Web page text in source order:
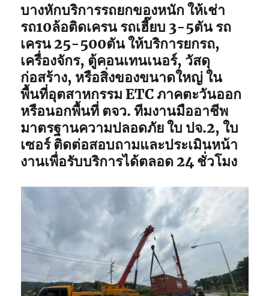
บางหักบริการรถยกของหนัก ให้เช่า
รถ10ล้อติดเครน รถเฮี๊ยบ 3-5ตัน รถ
เครน 25-500ตัน ให้บริการยกรถ,
เครื่องจักร, ตู้คอนเทนเนอร์, วัสดุ
ก่อสร้าง, หรือสิ่งของขนาดใหญ่ ใน
พื้นที่อุตสาหกรรม ETC ภาคตะวันออก
หรือนอกพื้นที่ ตจว. ทีมงานมืออาชีพ
มาตรฐานความปลอดภัย ใบ ปจ.2, ใบ
เซอร์ ติดต่อสอบถามและประเมินหน้า
งานเพื่อรับบริการได้ตลอด 24 ชั่วโมง